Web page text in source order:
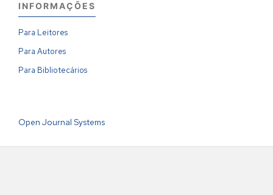
INFORMAÇÕES
Para Leitores
Para Autores
Para Bibliotecários
Open Journal Systems